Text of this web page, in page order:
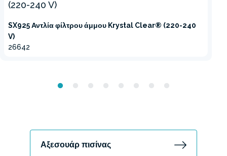
SX925 Αντλία φίλτρου άμμου Krystal Clear® (220-240
V)
26642
Αξεσουάρ πισίνας